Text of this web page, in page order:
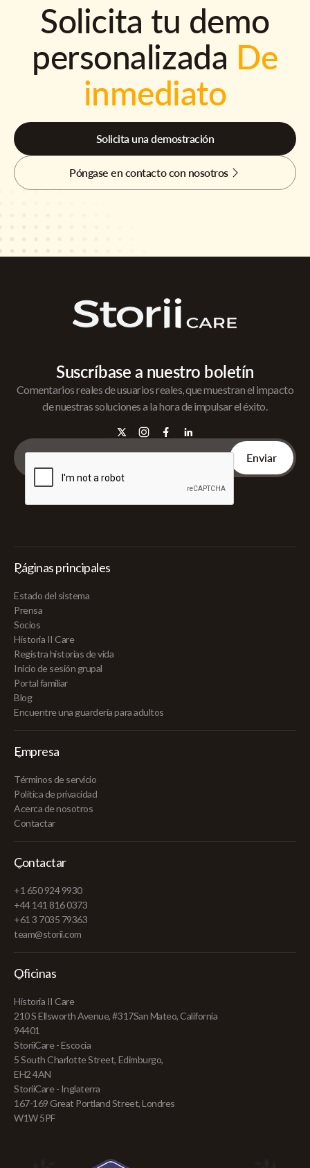
Solicita tu demo
personalizada De
inmediato
Solicita una demostración
Póngase en contacto con nosotros
Suscríbase a nuestro boletín
Comentarios reales de usuarios reales, que muestran el impacto
de nuestras soluciones a la hora de impulsar el éxito.
Páginas principales
Estado del sistema
Prensa
Socios
Historia II Care
Registra historias de vida
Inicio de sesión grupal
Portal familiar
Blog
Encuentre una guardería para adultos
Empresa
Términos de servicio
Política de privacidad
Acerca de nosotros
Contactar
Contactar
+1 650 924 9930
+44 141 816 0373
+61 3 7035 79363
team@storii.com
Oficinas
Historia II Care
210 S Ellsworth Avenue, #317San Mateo, California
94401
StoriiCare - Escocia
5 South Charlotte Street, Edimburgo,
EH2 4AN
StoriiCare - Inglaterra
167-169 Great Portland Street, Londres
W1W 5PF